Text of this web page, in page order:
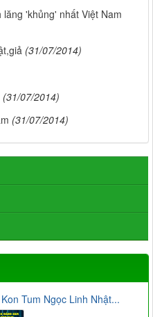
'khủng' nhất Việt Nam
(31/07/2014)
(31/07/2014)
(31/07/2014)
Tum Ngọc Linh Nhật...